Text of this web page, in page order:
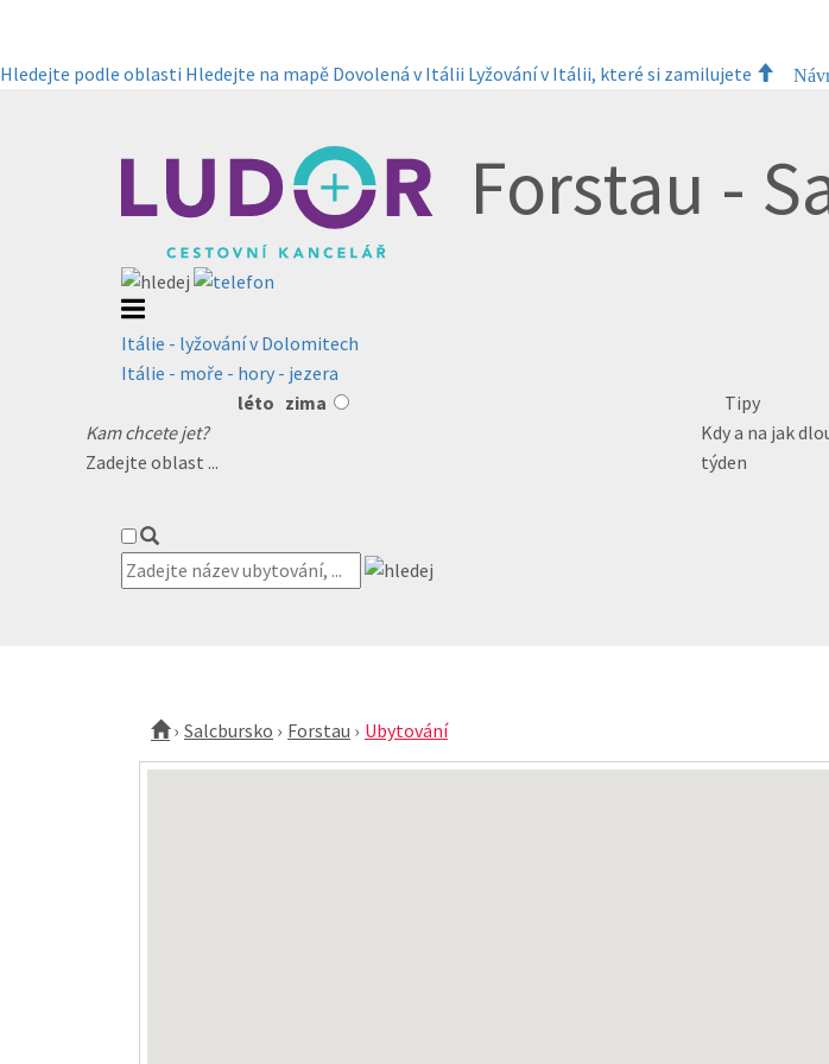
Hledejte podle oblasti Hledejte na mapě Dovolená v Itálii Lyžování v Itálii, které si zamilujete
Forstau -
Itálie - lyžování v Dolomitech
Itálie - moře - hory - jezera
léto zima
Tipy
Kam chcete jet?
Zadejte oblast ...
Kdy a na jak
týden
Salcbursko Forstau Ubytování